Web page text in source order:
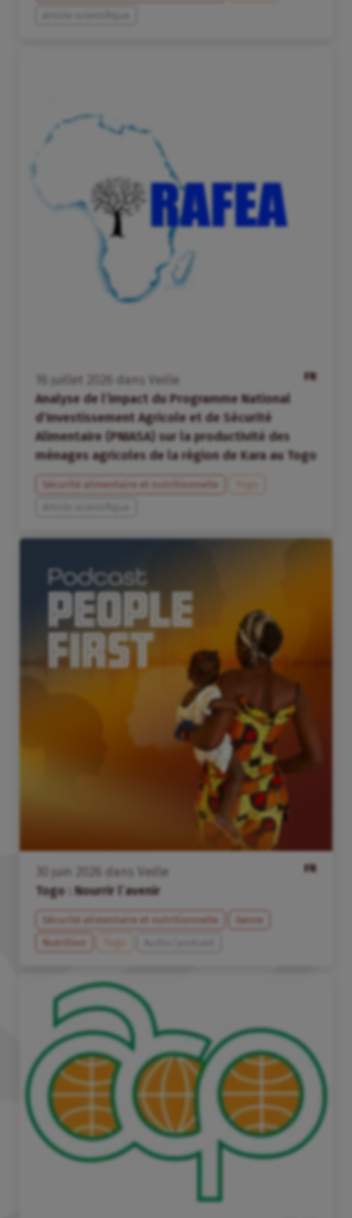
FR
juillet dans
Veille
Analyse de l’impact du Programme National
d’Investissement Agricole et de Sécurité
Alimentaire (PNIASA) sur la productivité des
ménages agricoles de la région de Kara au Togo
Sécurité alimentaire et nutritionnelle
Togo
FR
juin dans
Veille
Togo : Nourrir l’avenir
Sécurité alimentaire et nutritionnelle
Genre
Nutrition
Togo